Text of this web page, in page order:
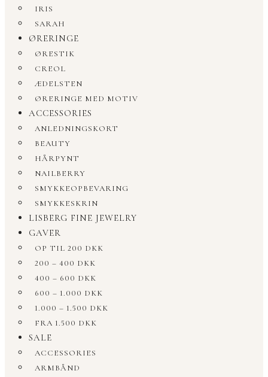
IRIS
SARAH
ØRERINGE
ØRESTIK
CREOL
ÆDELSTEN
ØRERINGE MED MOTIV
ACCESSORIES
ANLEDNINGSKORT
BEAUTY
HÅRPYNT
NAILBERRY
SMYKKEOPBEVARING
SMYKKESKRIN
LISBERG FINE JEWELRY
GAVER
OP TIL 200 DKK
200 – 400 DKK
400 – 600 DKK
600 – 1.000 DKK
1.000 – 1.500 DKK
FRA 1.500 DKK
SALE
ACCESSORIES
ARMBÅND